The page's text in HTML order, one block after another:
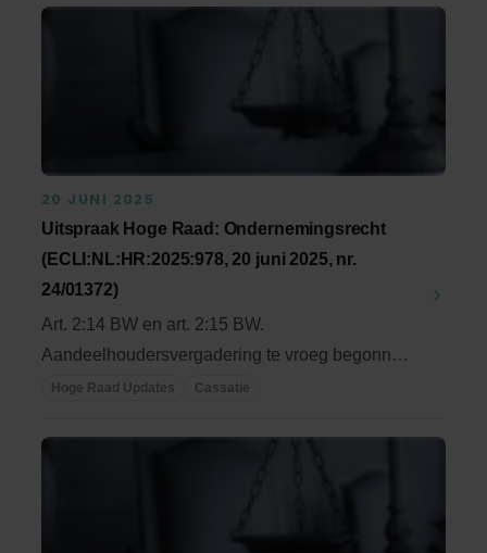
20 JUNI 2025
Uitspraak Hoge Raad: Ondernemingsrecht
(ECLI:NL:HR:2025:978, 20 juni 2025, nr.
24/01372)
Art. 2:14 BW en art. 2:15 BW.
Aandeelhoudersvergadering te vroeg begonnen
waardoor twee ...
Hoge Raad Updates Cassatie